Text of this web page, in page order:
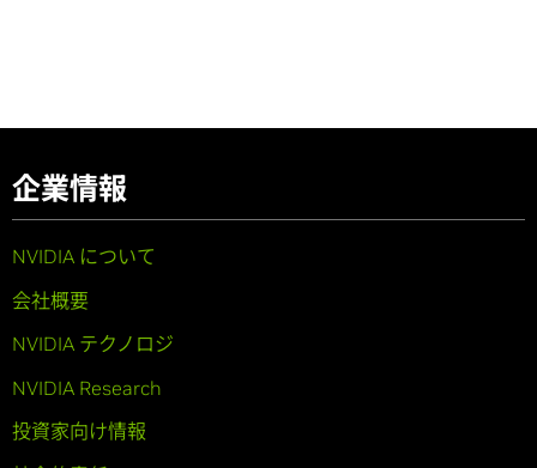
企業情報
NVIDIA について
会社概要
NVIDIA テクノロジ
NVIDIA Research
投資家向け情報